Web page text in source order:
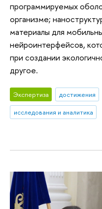
программируемых
организме;
материалы для
нейроинтерфейсов,
при создании
другое.
Экспертиза достижения
исследования и аналитика